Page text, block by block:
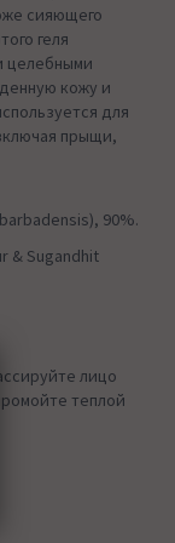
сияющего
геля
целебными
кожу и
для
прыщи,
90%.
& Sugandhit
лицо
теплой